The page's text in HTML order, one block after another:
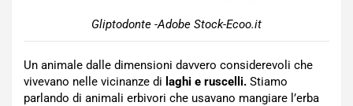
Gliptodonte -Adobe Stock-Ecoo.it
Un animale dalle dimensioni davvero considerevoli che
vivevano nelle vicinanze di laghi e ruscelli. Stiamo
parlando di animali erbivori che usavano mangiare l’erba